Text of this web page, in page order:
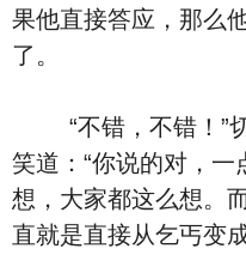
果他直接答应，那么
了。
“不错，不错！”切
笑道：“你说的对，
想，大家都这么想。
直就是直接从乞丐变